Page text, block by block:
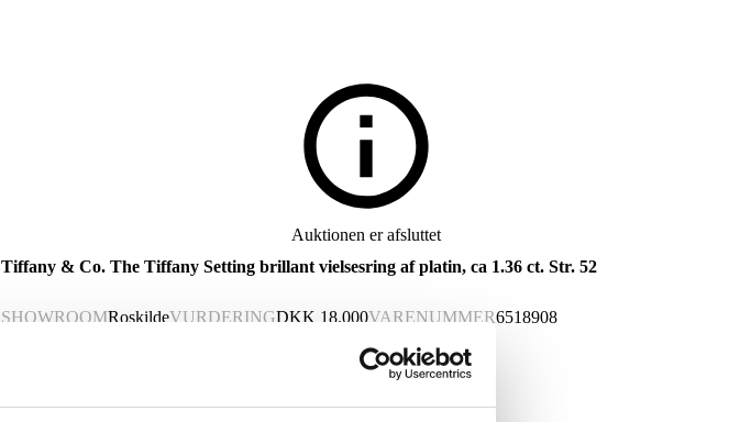
Auktionen er afsluttet
Tiffany & Co. The Tiffany Setting brillant vielsesring af platin, ca 1.36 ct. Str. 52
SHOWROOMRoskildeVURDERINGDKK 18.000VARENUMMER6518908